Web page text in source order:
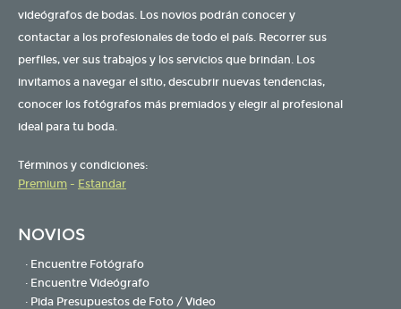
videógrafos de bodas. Los novios podrán conocer y
contactar a los profesionales de todo el país. Recorrer sus
perfiles, ver sus trabajos y los servicios que brindan. Los
invitamos a navegar el sitio, descubrir nuevas tendencias,
conocer los fotógrafos más premiados y elegir al profesional
ideal para tu boda.
Términos y condiciones:
Premium - Estandar
NOVIOS
· Encuentre Fotógrafo
· Encuentre Videógrafo
· Pida Presupuestos de Foto / Video